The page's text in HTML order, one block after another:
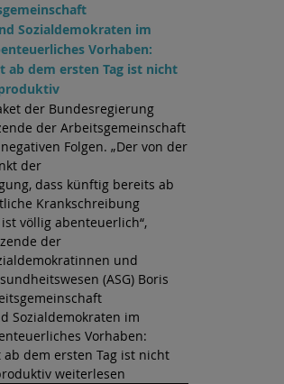
Sozialdemokraten im
Vorhaben:
ab dem ersten Tag ist nicht
der Bundesregierung
der Arbeitsgemeinschaft
Folgen. „Der von der
der
dass künftig bereits ab
Krankschreibung
völlig abenteuerlich“,
der
und
(ASG) Boris
Sozialdemokraten im
Vorhaben:
dem ersten Tag ist nicht
weiterlesen